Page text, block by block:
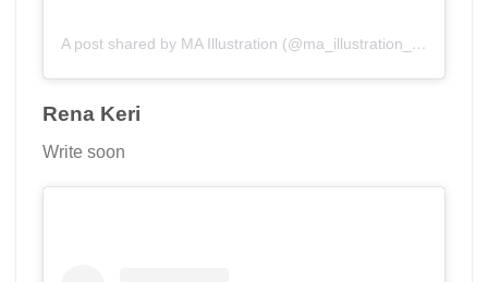
A post shared by MA Illustration (@ma_illustration_aub)
Rena Keri
Write soon